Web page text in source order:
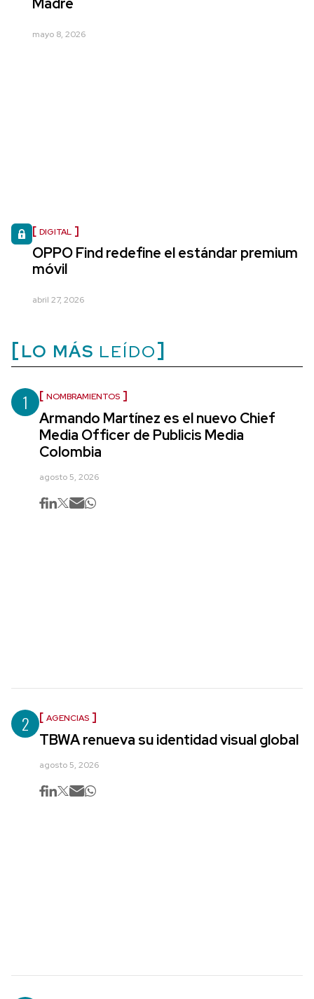
mayo 8, 2026
DIGITAL
OPPO Find redefine el estándar premium
móvil
abril 27, 2026
LO MÁS LEÍDO
1 NOMBRAMIENTOS
Armando Martínez es el nuevo Chief
Media Officer de Publicis Media
Colombia
agosto 5, 2026
2 AGENCIAS
TBWA renueva su identidad visual global
agosto 5, 2026